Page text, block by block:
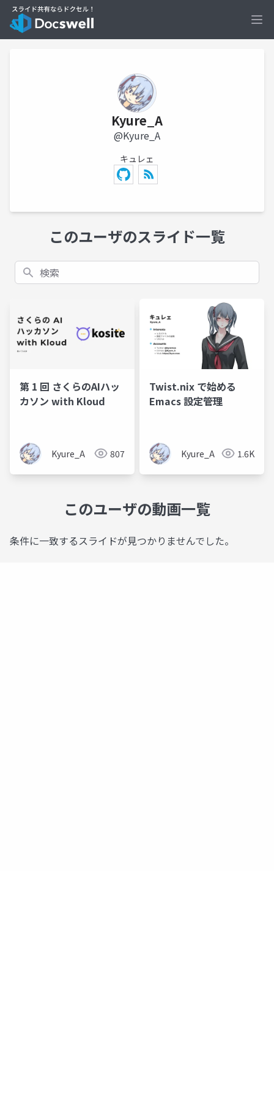
Kyure_A
@Kyure_A
キュレェ
このユーザのスライド一覧
検索
第 1 回 さくらのAIハッ
カソン with Kloud
Kyure_A 807
Twist.nix で始める
Emacs 設定管理
Kyure_A 1.6K
このユーザの動画一覧
条件に一致するスライドが見つかりませんでした。